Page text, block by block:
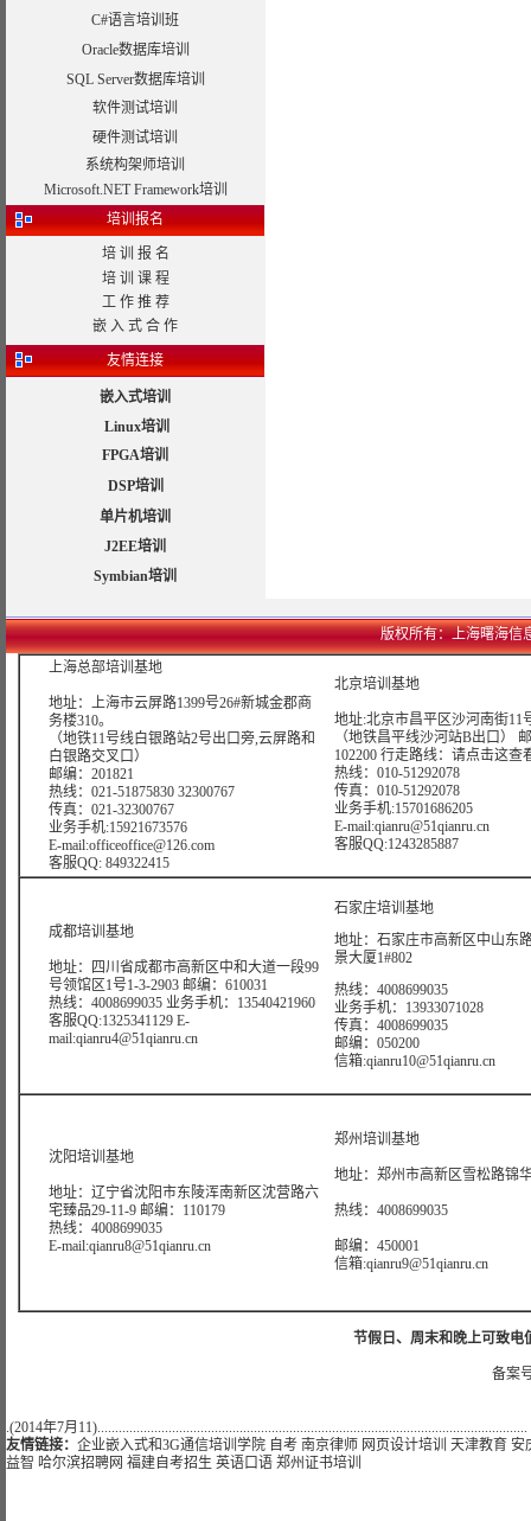
C#语言培训班
Oracle数据库培训
SQL Server数据库培训
软件测试培训
硬件测试培训
系统构架师培训
Microsoft.NET Framework培训
培训报名
培 训 报 名
培 训 课 程
工 作 推 荐
嵌 入 式 合 作
友情连接
嵌入式培训
Linux培训
FPGA培训
DSP培训
单片机培训
J2EE培训
Symbian培训
版权所有：上海曙海信
上海总部培训基地
地址：上海市云屏路1399号26#新城金郡商
务楼310。
（地铁11号线白银路站2号出口旁,云屏路和
白银路交叉口）
邮编：201821
热线：021-51875830 32300767
传真：021-32300767
业务手机:15921673576
E-mail:officeoffice@126.com
客服QQ: 849322415
北京培训基地
地址:北京市昌平区沙河南街11
（地铁昌平线沙河站B出口）
102200 行走路线： 请点击这查
热线：010-51292078
传真：010-51292078
业务手机:15701686205
E-mail:qianru@51qianru.cn
客服QQ:1243285887
成都培训基地
地址：四川省成都市高新区中和大道一段99
号领馆区1号1-3-2903 邮编：610031
热线：4008699035 业务手机：13540421960
客服QQ:1325341129 E-
mail:qianru4@51qianru.cn
石家庄培训基地
地址：石家庄市高新区中山东
景大厦1#802
热线：4008699035
业务手机：13933071028
传真：4008699035
邮编：050200
信箱:qianru10@51qianru.cn
沈阳培训基地
地址：辽宁省沈阳市东陵浑南新区沈营路六
宅臻品29-11-9 邮编：110179
热线：4008699035
E-mail:qianru8@51qianru.cn
郑州培训基地
地址：郑州市高新区雪松路锦
热线：4008699035
邮编：450001
信箱:qianru9@51qianru.cn
节假日、周末和晚上可致电
备案
.(2014年7月11).........................................................................................................................
友情链接： 企业嵌入式和3G通信培训学院 自考 南京律师 网页设计培训 天津教育 安
益智 哈尔滨招聘网 福建自考招生 英语口语 郑州证书培训